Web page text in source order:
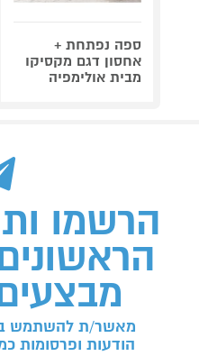
ספה נפתחת +
אחסון דגם מקסיקו
מבית אולימפיה
הרשמו
מאשר/ת להשתמש
הודעות ופרסומות